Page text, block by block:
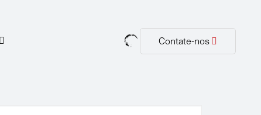
Contate-nos 